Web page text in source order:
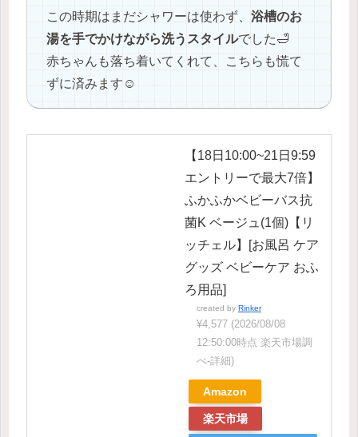
この時期はまだシャワーは使わず、 浴槽のお
湯を手でかけながら洗うスタイルでした🛁
赤ちゃんも落ち着いてくれて、こちらも慌て
ずに済みます☺️
【18日10:00~21日9:59
エントリーで最大7倍】
ふかふかベビーバス抗
菌K ベージュ(1個)【リ
ッチェル】[お風呂 ケア
グッズ ベビーケア おふ
ろ用品]
created by Rinker
¥4,577 (2026/08/08
12:50:00時点 楽天市場調
べ-詳細)
Amazon
楽天市場